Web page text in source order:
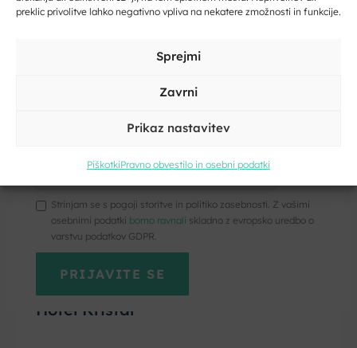
preklic privolitve lahko negativno vpliva na nekatere zmožnosti in funkcije.
Sprejmi
Zavrni
Prikaz nastavitev
PiškotkiPravno obvestilo in osebni podatki
Hotel Kristal****
Strinjam se s pogoji storitve in politiko zasebnosti. Z vašimi
osebnimi podatki bomo ravnali skladno z evropsko uredbo o
varstvu podatkov GDPR.